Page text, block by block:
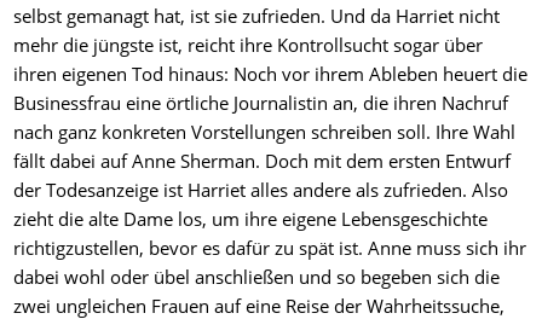
selbst gemanagt hat, ist sie zufrieden. Und da Harriet nicht
mehr die jüngste ist, reicht ihre Kontrollsucht sogar über
ihren eigenen Tod hinaus: Noch vor ihrem Ableben heuert die
Businessfrau eine örtliche Journalistin an, die ihren Nachruf
nach ganz konkreten Vorstellungen schreiben soll. Ihre Wahl
fällt dabei auf Anne Sherman. Doch mit dem ersten Entwurf
der Todesanzeige ist Harriet alles andere als zufrieden. Also
zieht die alte Dame los, um ihre eigene Lebensgeschichte
richtigzustellen, bevor es dafür zu spät ist. Anne muss sich ihr
dabei wohl oder übel anschließen und so begeben sich die
zwei ungleichen Frauen auf eine Reise der Wahrheitssuche,